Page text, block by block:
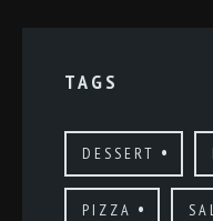
TAGS
DESSERT
PIZZA